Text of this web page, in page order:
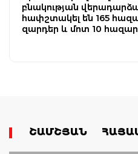
բնակության
հափշտակել են 165
զարդեր և մոտ 10
ՇԱՄՇՅԱՆ